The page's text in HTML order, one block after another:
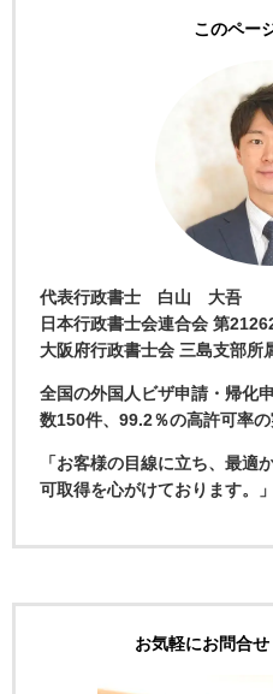
このペー
代表行政書士 白山 大吾
日本行政書士会連合会 第
大阪府行政書士会 三島支部所
全国の外国人ビザ申請・帰化
数150件、99.2％の高許可率の
「お客様の目線に立ち、最適
可取得を心がけております。」
お気軽にお問合せ